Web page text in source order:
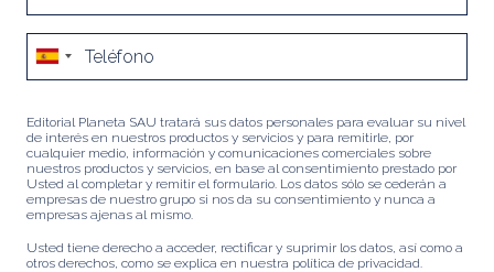
Editorial Planeta SAU tratará sus datos personales para evaluar su nivel
de interés en nuestros productos y servicios y para remitirle, por
cualquier medio, información y comunicaciones comerciales sobre
nuestros productos y servicios, en base al consentimiento prestado por
Usted al completar y remitir el formulario. Los datos sólo se cederán a
empresas de nuestro grupo si nos da su consentimiento y nunca a
empresas ajenas al mismo.
Usted tiene derecho a acceder, rectificar y suprimir los datos, así como a
otros derechos, como se explica en nuestra política de privacidad.